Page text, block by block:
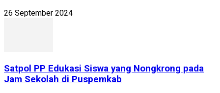
26 September 2024
Satpol PP Edukasi Siswa yang Nongkrong pada
Jam Sekolah di Puspemkab